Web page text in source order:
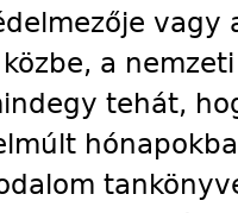
vagy
a
tehát,